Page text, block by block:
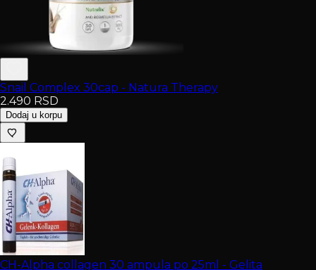
Snail Complex 30cap - Natura Therapy
2.490 RSD
Dodaj u korpu
CH-Alpha collagen 30 ampula po 25ml - Gelita